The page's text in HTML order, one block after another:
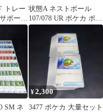
トレー
ポート
状態A ネストボール
107/078 UR ポケカ ポケ
モンカード
SM ネ
¥2,300
3477 ポケカ 大量セット